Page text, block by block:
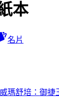
本
名片
瑪舒培：御